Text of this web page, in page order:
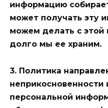
информацию
может получать эту
можем делать с этой
долго мы ее храним.
3. Политика
неприкосновенности
персональной